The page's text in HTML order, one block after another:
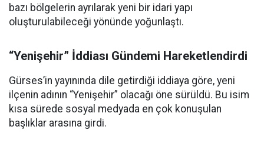
bazı bölgelerin ayrılarak yeni bir idari yapı
oluşturulabileceği yönünde yoğunlaştı.
“Yenişehir” İddiası Gündemi Hareketlendirdi
Gürses’in yayınında dile getirdiği iddiaya göre, yeni
ilçenin adının “Yenişehir” olacağı öne sürüldü. Bu isim
kısa sürede sosyal medyada en çok konuşulan
başlıklar arasına girdi.